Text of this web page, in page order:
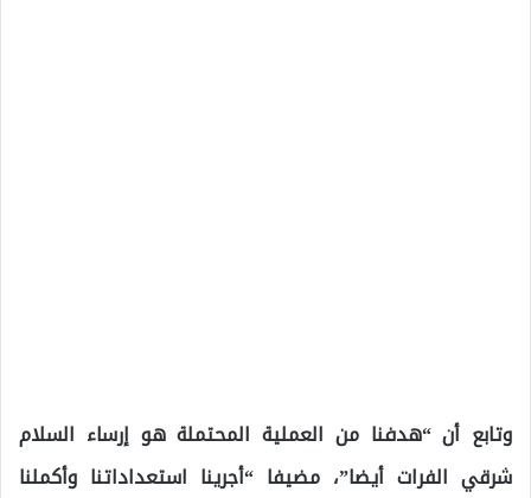
وتابع أن “هدفنا من العملية المحتملة هو إرساء السلام
شرقي الفرات أيضا”، مضيفا “أجرينا استعداداتنا وأكملنا